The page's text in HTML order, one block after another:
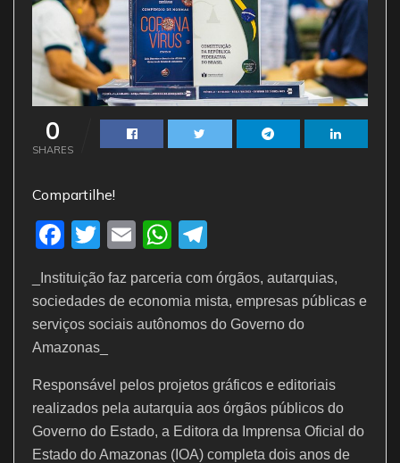
0
SHARES
Compartilhe!
F
a
c
e
b
o
o
k
T
w
itt
er
E
ai
l
W
h
at
s
p
p
el
e
gr
m
_Instituição faz parceria com órgãos, autarquias,
sociedades de economia mista, empresas públicas e
serviços sociais autônomos do Governo do
Amazonas_
Responsável pelos projetos gráficos e editoriais
realizados pela autarquia aos órgãos públicos do
Governo do Estado, a Editora da Imprensa Oficial do
Estado do Amazonas (IOA) completa dois anos de